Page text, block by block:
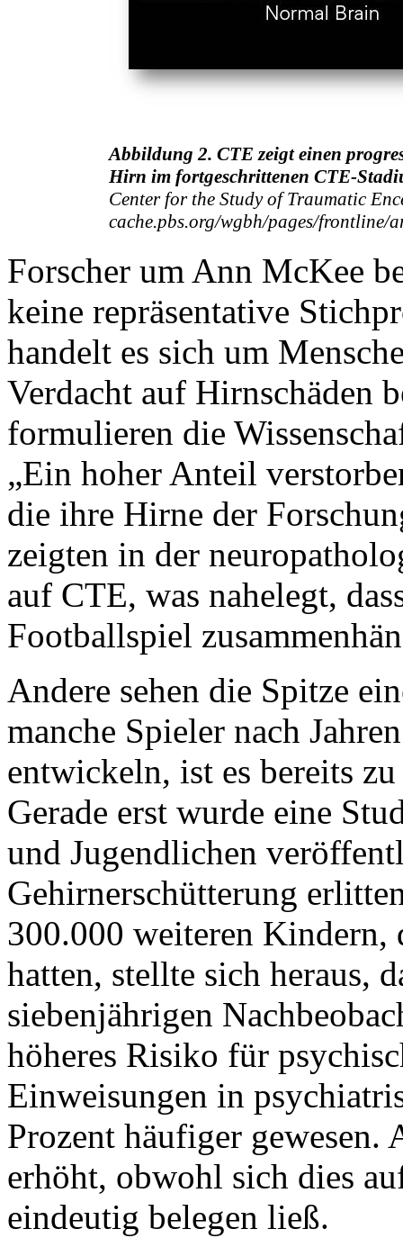
Abbildung 2. CTE zeigt einen
Hirn im fortgeschrittenen CTE-
Center for the Study of Traumatic
cache.pbs.org/wgbh/pages/frontline/
Forscher um Ann McKee
keine repräsentative
handelt es sich um
Verdacht auf Hirnschäden
formulieren die
„Ein hoher Anteil
die ihre Hirne der
zeigten in der
auf CTE, was nahelegt,
Footballspiel
Andere sehen die Spitze
manche Spieler nach
entwickeln, ist es bereits
Gerade erst wurde eine
und Jugendlichen
Gehirnerschütterung
300.000 weiteren Kindern,
hatten, stellte sich heraus,
siebenjährigen
höheres Risiko für
Einweisungen in
Prozent häufiger gewesen.
erhöht, obwohl sich dies
eindeutig belegen ließ.